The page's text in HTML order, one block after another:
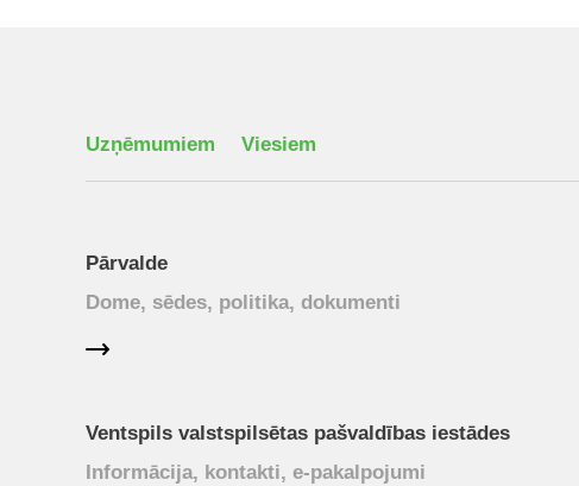
Uzņēmumiem Viesiem
Pārvalde
Dome, sēdes, politika, dokumenti
Ventspils valstspilsētas pašvaldības iestādes
Informācija, kontakti, e-pakalpojumi